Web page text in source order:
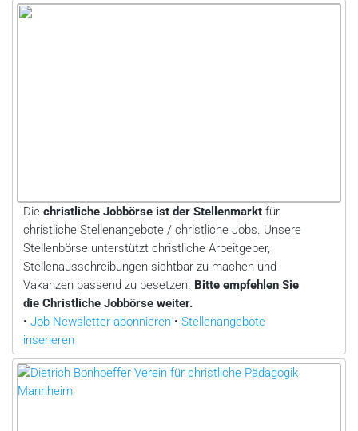
Diechristliche Jobbörse ist der Stellenmarktfür
christliche Stellenangebote / christliche Jobs. Unsere
Stellenbörse unterstützt christliche Arbeitgeber,
Stellenausschreibungen sichtbar zu machen und
Vakanzen passend zu besetzen. Bitte empfehlen Sie
die Christliche Jobbörse weiter.
•Job Newsletter abonnieren •Stellenangebote
inserieren